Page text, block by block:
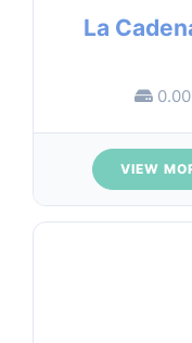
La
0.00
VIEW